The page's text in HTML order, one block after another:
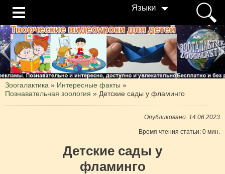
Языки
Зоогалактика » Интересные факты »
Познавательная зоология » Детские сады у фламинго
Опубликовано: 14.06.2023
Время чтения статьи: 0 мин.
Детские сады у
фламинго